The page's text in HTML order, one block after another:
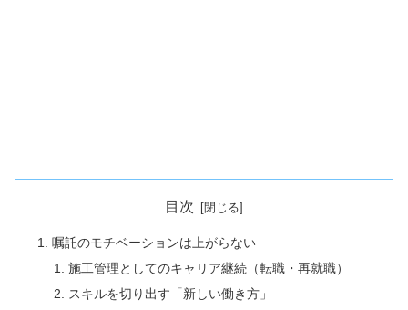
目次
嘱託のモチベーションは上がらない
施工管理としてのキャリア継続（転職・再就職）
スキルを切り出す「新しい働き方」